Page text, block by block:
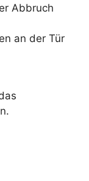
Abbruch
an der Tür